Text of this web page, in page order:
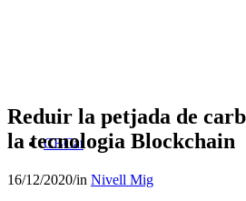
CBCat
Reduir la petjada de
la tecnologia Blockchain
16/12/2020/in Nivell Mig